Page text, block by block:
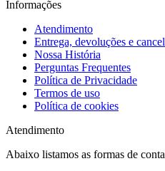
Informações
Atendimento
Entrega, devoluções e
Nossa História
Perguntas Frequentes
Política de Privacidade
Termos de uso
Política de cookies
Atendimento
Abaixo listamos as formas de